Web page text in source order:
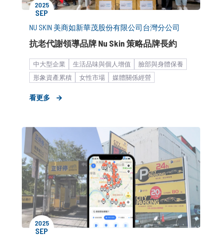
2025
SEP
NU SKIN 美商如新華茂股份有限公司台灣分公司
抗老代謝領導品牌 Nu Skin 策略品牌長約
中大型企業 生活品味與個人增值
臉部與身體保養
形象資產累積
女性市場
媒體關係經營
品牌媒體溝通
看更多
2025
SEP